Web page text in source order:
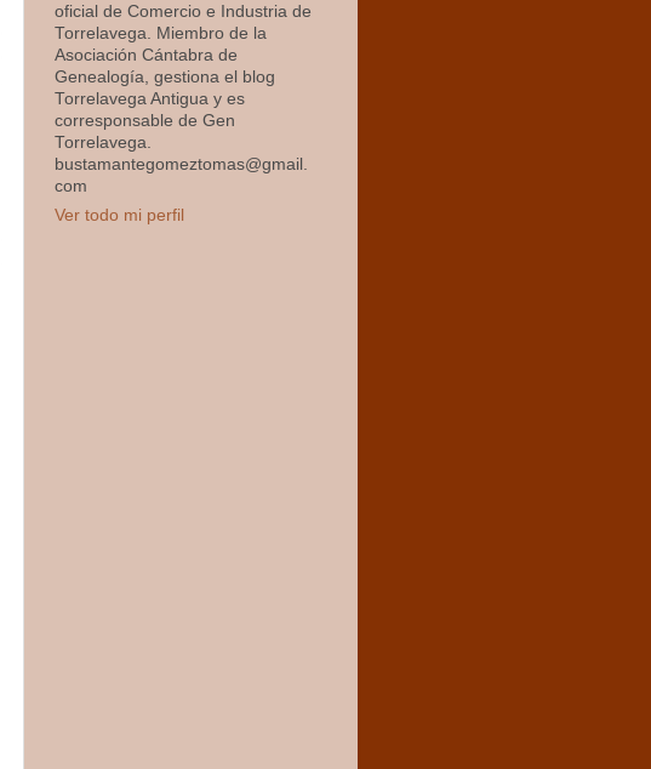
oficial de Comercio e Industria de
Torrelavega. Miembro de la
Asociación Cántabra de
Genealogía, gestiona el blog
Torrelavega Antigua y es
corresponsable de Gen
Torrelavega.
bustamantegomeztomas@gmail.
com
Ver todo mi perfil